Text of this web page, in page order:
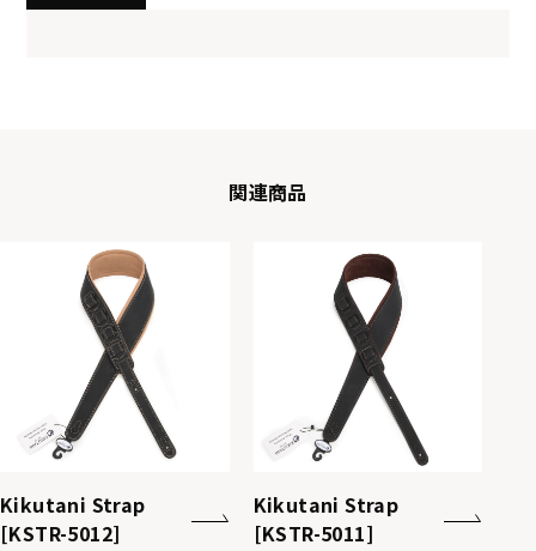
KSTR-314 KSTR-315
関連商品
Kikutani Strap
[KSTR-5012]
Kikutani Strap
[KSTR-5011]